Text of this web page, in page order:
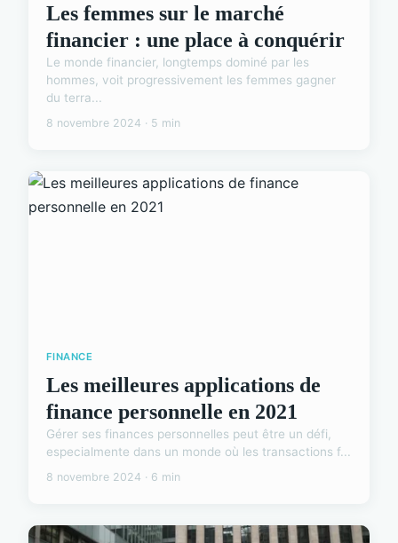
Les femmes sur le marché
financier : une place à conquérir
Le monde financier, longtemps dominé par les
hommes, voit progressivement les femmes gagner
du terra...
8 novembre 2024 · 5 min
FINANCE
Les meilleures applications de
finance personnelle en 2021
Gérer ses finances personnelles peut être un défi,
especialmente dans un monde où les transactions f...
8 novembre 2024 · 6 min